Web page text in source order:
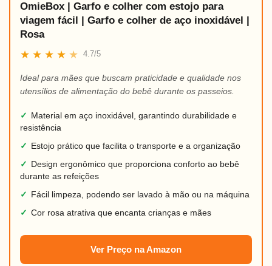
OmieBox | Garfo e colher com estojo para
viagem fácil | Garfo e colher de aço inoxidável |
Rosa
★ ★ ★ ★ ★ 4.7/5
Ideal para mães que buscam praticidade e qualidade nos
utensílios de alimentação do bebê durante os passeios.
✓
Material em aço inoxidável, garantindo durabilidade e
resistência
✓
Estojo prático que facilita o transporte e a organização
✓
Design ergonômico que proporciona conforto ao bebê
durante as refeições
✓
Fácil limpeza, podendo ser lavado à mão ou na máquina
✓ Cor rosa atrativa que encanta crianças e mães
Ver Preço na Amazon